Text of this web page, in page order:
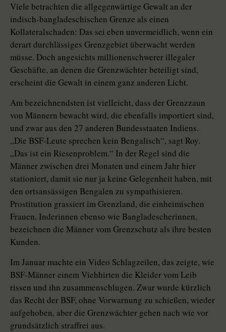
Viele betrachten die allgegenwärtige Gewalt an der
indisch-bangladeschischen Grenze als einen
Kollateralschaden: Das sei eben unvermeidlich, wenn ein
derart durchlässiges Grenzgebiet überwacht werden
müsse. Doch angesichts millionenschwerer illegaler
Geschäfte, an denen die Grenzwächter beteiligt sind,
erscheint die Gewalt in einem ganz anderen Licht.
Am bezeichnendsten ist vielleicht, dass der Grenzzaun
von Männern bewacht wird, die ebenfalls importiert sind,
und zwar aus den 27 anderen Bundesstaaten Indiens.
„Die BSF-Leute sprechen kein Bengalisch“, sagt Roy.
„Das ist ein Riesenproblem.“ In der Regel sind die
Männer zwischen drei Monaten und einem Jahr hier
stationiert, damit sie nur ja keine Gelegenheit haben, mit
den ortsansässigen Bengalen zu sympathisieren.
Prostitution grassiert im Grenzland, die einheimischen
Frauen, Inderinnen ebenso wie Bangladescherinnen,
bezeichnen die Männer vom Grenzschutz als ihre besten
Kunden.
Im Januar machte ein Video Schlagzeilen, das zeigte, wie
BSF-Männer einem Viehhirten die Kleider vom Leib
rissen und ihn zusammenschlugen. Zwar wurde kürzlich
das Recht der BSF, ohne Vorwarnung zu schießen, wieder
aufgehoben, aber die Grenzwächter gehen nach wie vor
grundsätzlich straffrei aus.